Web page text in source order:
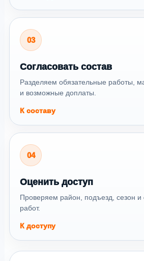
03
Согласовать состав
Разделяем обязательные работы,
и возможные доплаты.
К составу
04
Оценить доступ
Проверяем район, подъезд, сезон и
работ.
К доступу